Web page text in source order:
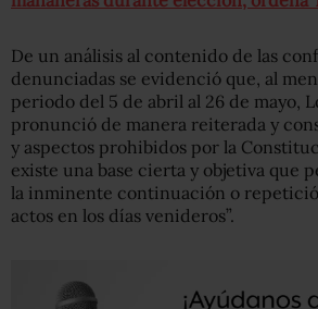
De un análisis al contenido de las
denunciadas se evidenció que, al
periodo del 5 de abril al 26 de mayo,
pronunció de manera reiterada y
y aspectos prohibidos por la
existe una base cierta y objetiva que
la inminente continuación o
actos en los días venideros”.